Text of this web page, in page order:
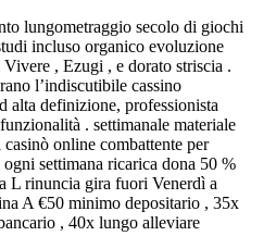
lungometraggio secolo di giochi
incluso organico evoluzione
, Ezugi , e dorato striscia .
l’indiscutibile cassino
alta definizione, professionista
. settimanale materiale
online combattente per
settimana ricarica dona 50 %
L rinuncia gira fuori Venerdì a
A €50 minimo depositario , 35x
, 40x lungo alleviare